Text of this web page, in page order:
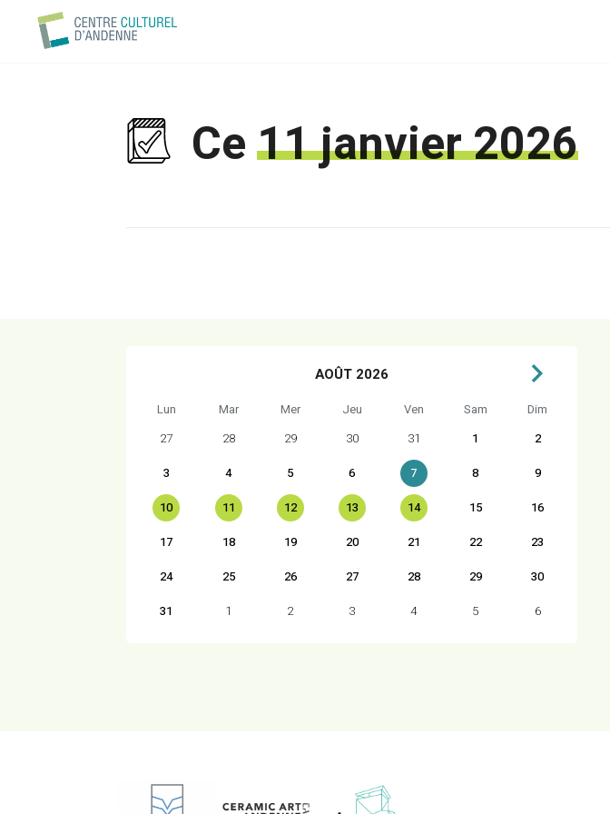
Ce11 janvier 2026
AOÛT 2026
Lun Mar Mer Jeu Ven Sam
Dim
27
28 29 30 31 1
2
3
4 5 6 7 8
9
10
11 12 13 14 15
16
17
18 19 20 21 22
23
24
25 26 27 28 29
30
31
1 2 3 4 5 6